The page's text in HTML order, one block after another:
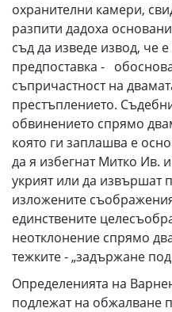
охранителни камери,
разпити дадоха
съд да изведе извод, че
предпоставка -
съпричастност на
престъплението.
обвинението спрямо
която ги заплашва е
да я избегнат Митко Ив.
укрият или да извършат
изложените
единствените
неотклонение спрямо
тежките - „задържане
Определенията на
подлежат на обжалване